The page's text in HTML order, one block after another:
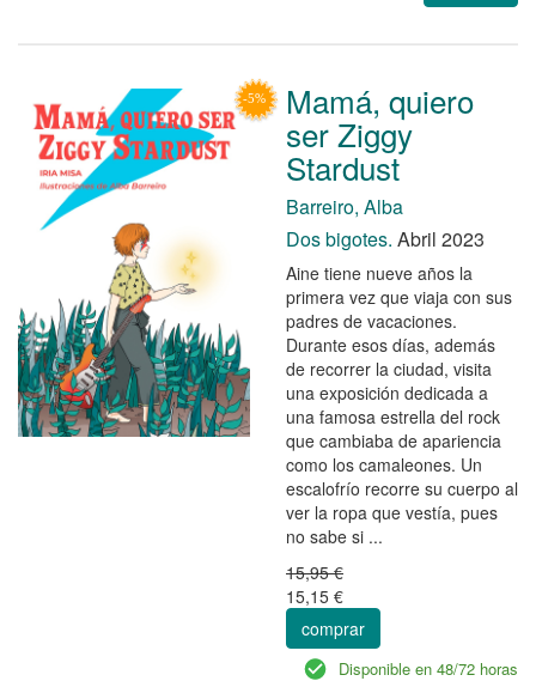
Mamá, quiero
ser Ziggy
Stardust
Barreiro, Alba
Dos bigotes. Abril 2023
Aine tiene nueve años la
primera vez que viaja con sus
padres de vacaciones.
Durante esos días, además
de recorrer la ciudad, visita
una exposición dedicada a
una famosa estrella del rock
que cambiaba de apariencia
como los camaleones. Un
escalofrío recorre su cuerpo al
ver la ropa que vestía, pues
no sabe si ...
15,95 €
15,15 €
comprar
Disponible en 48/72 horas